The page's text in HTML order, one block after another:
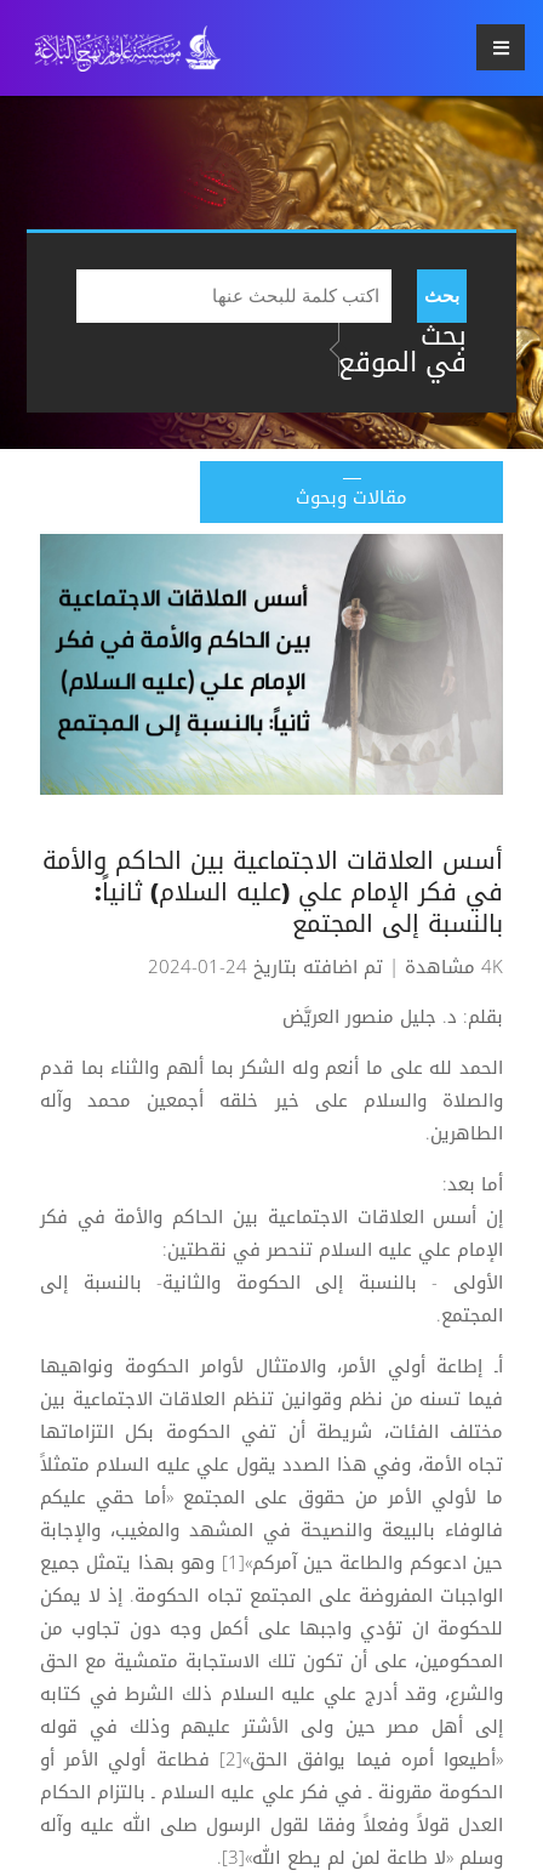
بحث
بحث
في الموقع
مقالات وبحوث
أسس العلاقات الاجتماعية بين الحاكم والأمة
في فكر الإمام علي (عليه السلام) ثانياً:
بالنسبة إلى المجتمع
4K مشاهدة
| تم اضافته بتاريخ 24-01-2024
بقلم: د. جليل منصور العريَّض
الحمد لله على ما أنعم وله الشكر بما ألهم والثناء بما قدم
والصلاة والسلام على خير خلقه أجمعين محمد وآله
الطاهرين.
أما بعد:
إن أسس العلاقات الاجتماعية بين الحاكم والأمة في فكر
الإمام علي عليه السلام تنحصر في نقطتين:
الأولى - بالنسبة إلى الحكومة والثانية- بالنسبة إلى
المجتمع.
أـ إطاعة أولي الأمر، والامتثال لأوامر الحكومة ونواهيها
فيما تسنه من نظم وقوانين تنظم العلاقات الاجتماعية بين
مختلف الفئات، شريطة أن تفي الحكومة بكل التزاماتها
تجاه الأمة، وفي هذا الصدد يقول علي عليه السلام متمثلاً
ما لأولي الأمر من حقوق على المجتمع «أما حقي عليكم
فالوفاء بالبيعة والنصيحة في المشهد والمغيب، والإجابة
حين ادعوكم والطاعة حين آمركم»[1] وهو بهذا يتمثل جميع
الواجبات المفروضة على المجتمع تجاه الحكومة. إذ لا يمكن
للحكومة ان تؤدي واجبها على أكمل وجه دون تجاوب من
المحكومين، على أن تكون تلك الاستجابة متمشية مع الحق
والشرع، وقد أدرج علي عليه السلام ذلك الشرط في كتابه
إلى أهل مصر حين ولى الأشتر عليهم وذلك في قوله
«أطيعوا أمره فيما يوافق الحق»[2] فطاعة أولي الأمر أو
الحكومة مقرونة ـ في فكر علي عليه السلام ـ بالتزام الحكام
العدل قولاً وفعلاً وفقا لقول الرسول صلى الله عليه وآله
وسلم «لا طاعة لمن لم يطع الله»[3].